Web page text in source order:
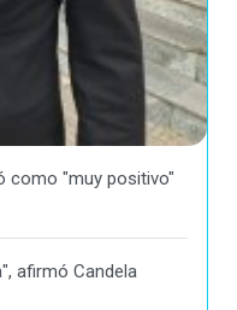
como "muy positivo"
afirmó Candela